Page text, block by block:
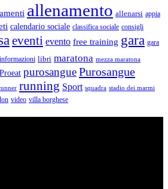
allenamento allenarsi appia
calendario sociale classifica sociale consigli
eventi evento free training gara gara
informazioni libri maratona mezza maratona
Proeat purosanguePurosangue
running Sport squadra stadio dei marmi
video villa borghese